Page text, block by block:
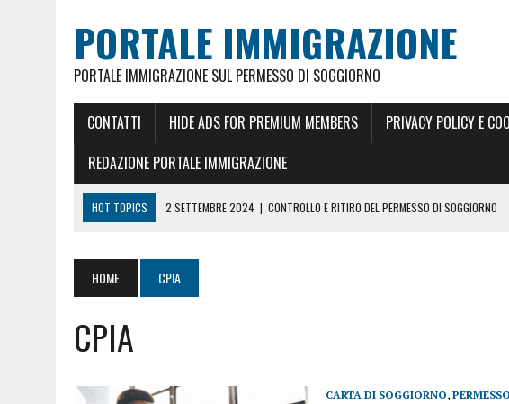
PORTALE IMMIGRAZIONE
PORTALE IMMIGRAZIONE SUL PERMESSO DI SOGGIORNO
CONTATTI HIDE ADS FOR PREMIUM MEMBERS PRIVACY POLICY E
REDAZIONE PORTALE IMMIGRAZIONE
HOT TOPICS 2 SETTEMBRE 2024 | CONTROLLO E RITIRO DEL PERMESSO DI SOGGIORNO
5 FEBBRAIO 2023 | REDDITO PER CARTA DI SOGGIORNO E PERMESSO ILLIMITATO 2024
18 GIUGNO 2022
23 DICEMBRE 2021
4 MAGGIO 2025
| PRENOTARE UN APPUNTAMENTO A MILANO PER RILASCIO DEL PERMESSO DI
HOME CPIA
CPIA
CARTA DI SOGGIORNO,